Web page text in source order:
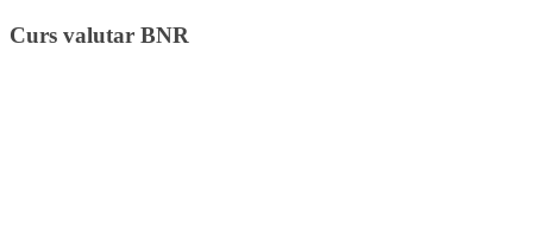
Curs valutar BNR